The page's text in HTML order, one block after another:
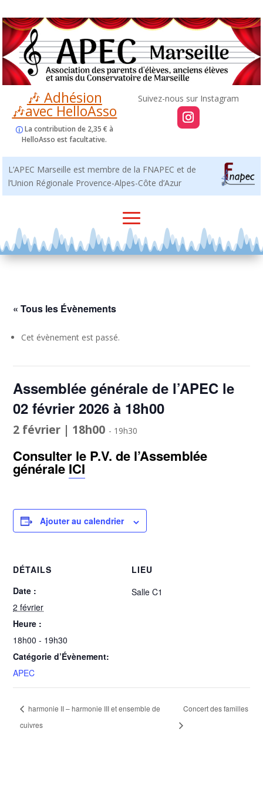
🎶 Adhésion
🎶avec HelloAsso
La contribution de 2,35 € à
HelloAsso est facultative.
L’APEC Marseille est membre de la FNAPEC et de
l’Union Régionale Provence-Alpes-Côte d’Azur
« Tous les Évènements
Cet évènement est passé.
Assemblée générale de l’APEC le
02 février 2026 à 18h00
2 février | 18h00 - 19h30
Consulter le P.V. de l’Assemblée
générale ICI
Ajouter au calendrier
DÉTAILS
Date :
2 février
Heure :
18h00 - 19h30
Catégorie d’Évènement:
APEC
LIEU
Salle C1
harmonie II – harmonie III et ensemble de
cuivres
Concert des familles